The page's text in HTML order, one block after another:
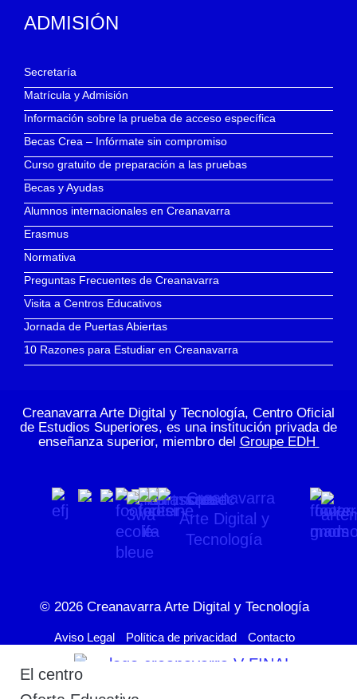
ADMISIÓN
Secretaría
Matrícula y Admisión
Información sobre la prueba de acceso específica
Becas Crea – Infórmate sin compromiso
Curso gratuito de preparación a las pruebas
Becas y Ayudas
Alumnos internacionales en Creanavarra
Erasmus
Normativa
Preguntas Frecuentes de Creanavarra
Visita a Centros Educativos
Jornada de Puertas Abiertas
10 Razones para Estudiar en Creanavarra
Creanavarra Arte Digital y Tecnología, Centro Oficial
de Estudios Superiores, es una institución privada de
enseñanza superior, miembro del Groupe EDH
© 2026 Creanavarra Arte Digital y Tecnología
Aviso Legal Política de privacidad Contacto
El centro